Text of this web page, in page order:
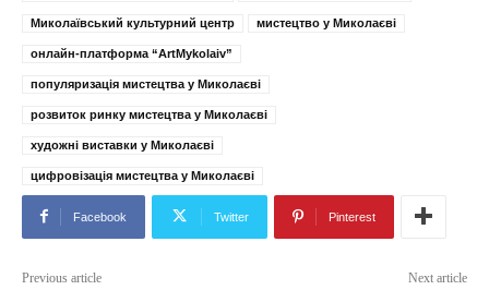
Миколаївський культурний центр мистецтво у Миколаєві
онлайн-платформа “ArtMykolaiv”
популяризація мистецтва у Миколаєві
розвиток ринку мистецтва у Миколаєві
художні виставки у Миколаєві
цифровізація мистецтва у Миколаєві
Facebook Twitter Pinterest
Previous article Next article